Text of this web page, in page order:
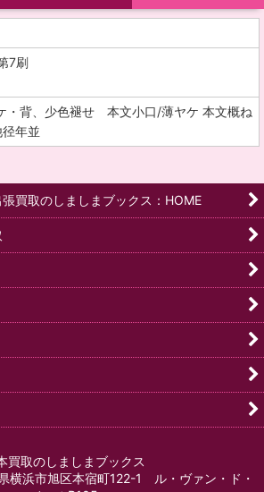
7刷
・背、少色褪せ 本文小口/薄ヤケ 本文概ね
年並
買取のしましまブックス：HOME
買取のしましまブックス
浜市旭区本宿町122-1 ル・ヴァン・ド・